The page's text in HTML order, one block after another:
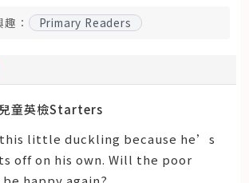
： Primary Readers
童英檢Starters
little duckling because he’s
off on his own. Will the poor